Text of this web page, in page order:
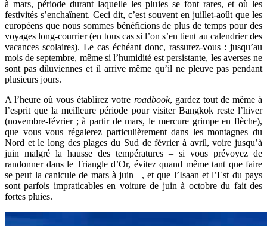
à mars, période durant laquelle les pluies se font rares, et où les
festivités s’enchaînent. Ceci dit, c’est souvent en juillet-août que les
européens que nous sommes bénéficions de plus de temps pour des
voyages long-courrier (en tous cas si l’on s’en tient au calendrier des
vacances scolaires). Le cas échéant donc, rassurez-vous : jusqu’au
mois de septembre, même si l’humidité est persistante, les averses ne
sont pas diluviennes et il arrive même qu’il ne pleuve pas pendant
plusieurs jours.
A l’heure où vous établirez votre roadbook, gardez tout de même à
l’esprit que la meilleure période pour visiter Bangkok reste l’hiver
(novembre-février ; à partir de mars, le mercure grimpe en flèche),
que vous vous régalerez particulièrement dans les montagnes du
Nord et le long des plages du Sud de février à avril, voire jusqu’à
juin malgré la hausse des températures – si vous prévoyez de
randonner dans le Triangle d’Or, évitez quand même tant que faire
se peut la canicule de mars à juin –, et que l’Isaan et l’Est du pays
sont parfois impraticables en voiture de juin à octobre du fait des
fortes pluies.